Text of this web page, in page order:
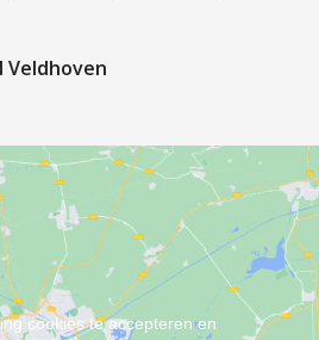
Veldhoven
cookies te accepteren en